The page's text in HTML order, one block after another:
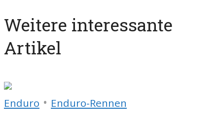
Weitere interessante
Artikel
Enduro • Enduro-Rennen